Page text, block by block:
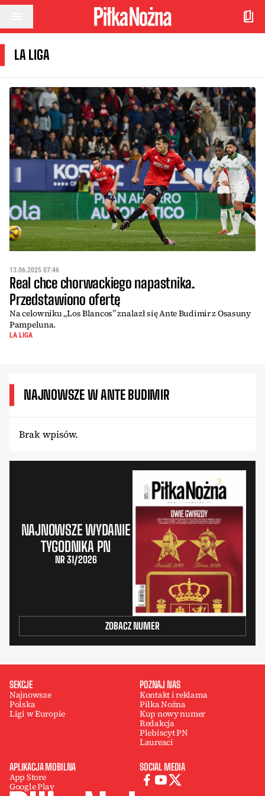
Przejdź do treści
LA LIGA
13.06.2025 07:46
Real chce chorwackiego napastnika.
Przedstawiono ofertę
Na celowniku „Los Blancos” znalazł się Ante Budimir z Osasuny
Pampeluna.
LA LIGA
NAJNOWSZE W ANTE BUDIMIR
Brak wpisów.
NAJNOWSZE WYDANIE
TYGODNIKA PN
NR 31/2026
ZOBACZ NUMER
SEKCJE
Najnowsze
Polska
Ligi w Europie
POZNAJ NAS
Kontakt i reklama
Piłka Nożna
Kup nowy numer
Redakcja
Plebiscyt PN
Laureaci
APLIKACJA MOBILNA
App Store
Google Play
SOCIAL MEDIA